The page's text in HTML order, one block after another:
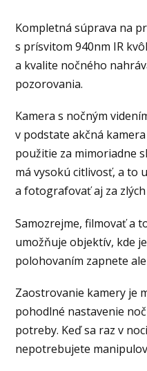
Kompletná súprava na
s prísvitom 940nm IR
a kvalite nočného
pozorovania.
Kamera s nočným
v podstate akčná
použitie za mimoriadne
má vysokú citlivosť, a to
a fotografovať aj za
Samozrejme, filmovať a
umožňuje objektív, kde
polohovaním zapnete
Zaostrovanie kamery je
pohodlné nastavenie
potreby. Keď sa raz v
nepotrebujete